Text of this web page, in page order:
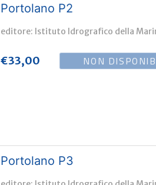
Portolano P2
editore: Istituto Idrografico della
€33,00 NON
Portolano P3